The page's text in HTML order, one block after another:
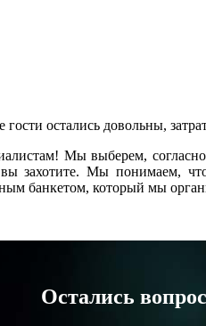
остались довольны,
Мы выберем,
захотите. Мы понимаем,
банкетом, который мы
Остались